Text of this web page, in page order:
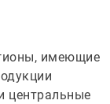
имеющие
центральные